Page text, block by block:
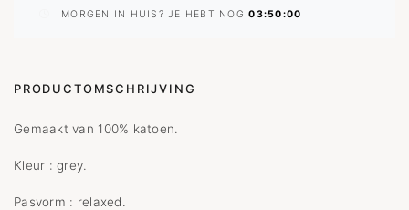
MORGEN IN HUIS? JE HEBT NOG03:50:00
PRODUCTOMSCHRIJVING
Gemaakt van 100% katoen.
Kleur : grey.
Pasvorm : relaxed.